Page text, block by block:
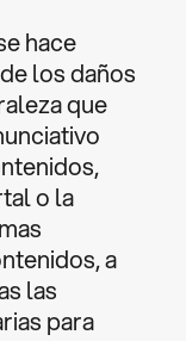
hace
los daños
que
o la
a
las
para